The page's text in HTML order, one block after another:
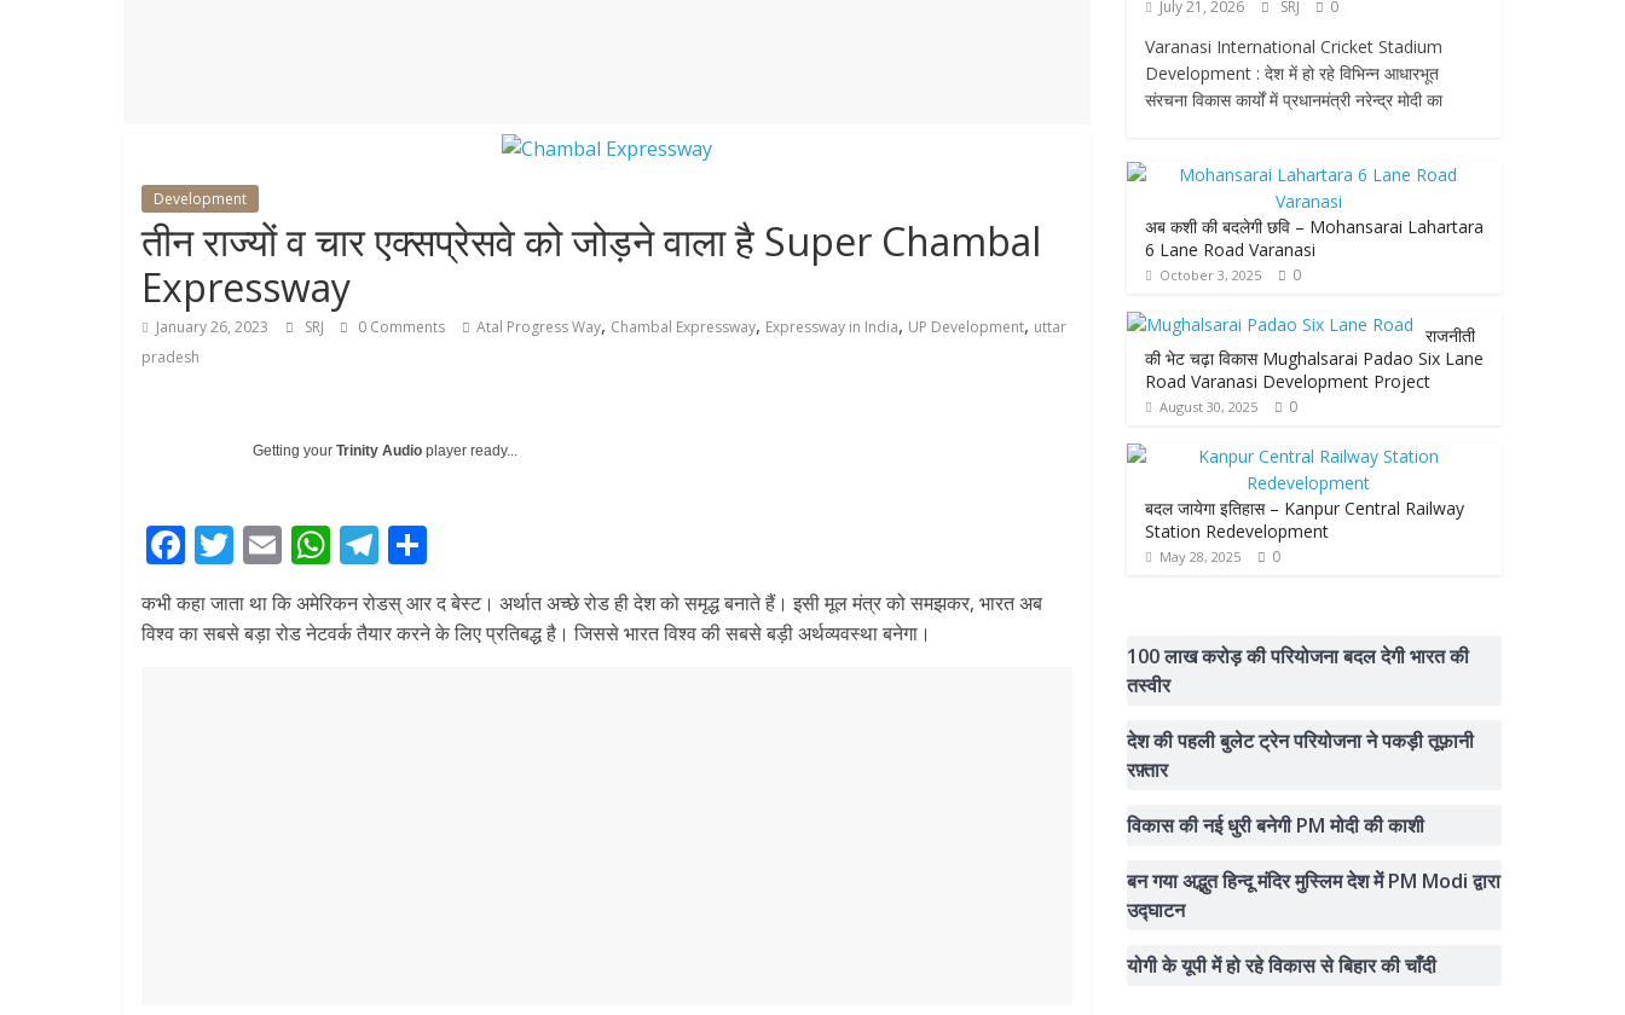
Development
तीन राज्यों व चार एक्सप्रेसवे को जोड़ने वाला है Super Chambal
Expressway
January 26, 2023 SRJ 0 Comments Atal Progress Way, Chambal Expressway, Expressway in India, UP Development, uttar
pradesh
Getting your Trinity Audio player ready...
F
e
T
itt
er
E
m
ai
W
h
at
T
e ar
कभी कहा जाता था कि अमेरिकन रोडस् आर द बेस्ट। अर्थात अच्छे रोड ही देश को समृद्ध बनाते हैं। इसी मूल मंत्र को समझकर, भारत अब
विश्व का सबसे बड़ा रोड नेटवर्क तैयार करने के लिए प्रतिबद्ध है। जिससे भारत विश्व की सबसे बड़ी अर्थव्यवस्था बनेगा।
July 21, 2026 SRJ 0
Varanasi International Cricket Stadium
Development : देश में हो रहे विभिन्न आधारभूत
संरचना विकास कार्यों में प्रधानमंत्री नरेन्द्र मोदी का
अब कशी की बदलेगी छवि – Mohansarai Lahartara
6 Lane Road Varanasi
October 3, 2025 0
राजनीती
की भेट चढ़ा विकास Mughalsarai Padao Six Lane
Road Varanasi Development Project
August 30, 2025 0
बदल जायेगा इतिहास – Kanpur Central Railway
Station Redevelopment
May 28, 2025 0
100 लाख करोड़ की परियोजना बदल देगी भारत की
तस्वीर
देश की पहली बुलेट ट्रेन परियोजना ने पकड़ी तूफ़ानी
रफ़्तार
विकास की नई धुरी बनेगी PM मोदी की काशी
बन गया अद्भुत हिन्दू मंदिर मुस्लिम देश में PM Modi द्वारा
उद्घाटन
योगी के यूपी में हो रहे विकास से बिहार की चाँदी